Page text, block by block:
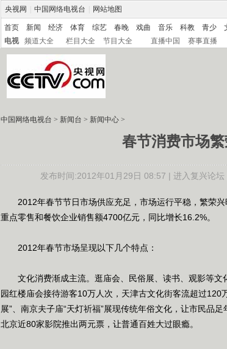
央视网 中国网络电视台 网站地图
首页 新闻 经济 体育 综艺 春晚 戏曲 音乐 科教 青少
电视
频道大全 栏目大全 节目大全 直播中国 赛事直播
中国网络电视台 > 新闻台 > 新闻中心 >
春节消费市场
发布时间:2012年01月29日 08:57 | 进入复兴论坛
2012年春节节日市场供应充足，市场运行平稳，繁荣兴
重点零售和餐饮企业销售额4700亿元，同比增长16.2%。
2012年春节市场呈现以下几个特点：
文化消费渐成主流。逛庙会、民俗展、读书、观影等文
园红楼庙会接待游客10万人次，天津古文化街客流超过
展”、南京夫子庙“天灯祈福”展现传统年俗文化，让市民品
北京近80家影院推出两元票，让普通百姓大过眼瘾。